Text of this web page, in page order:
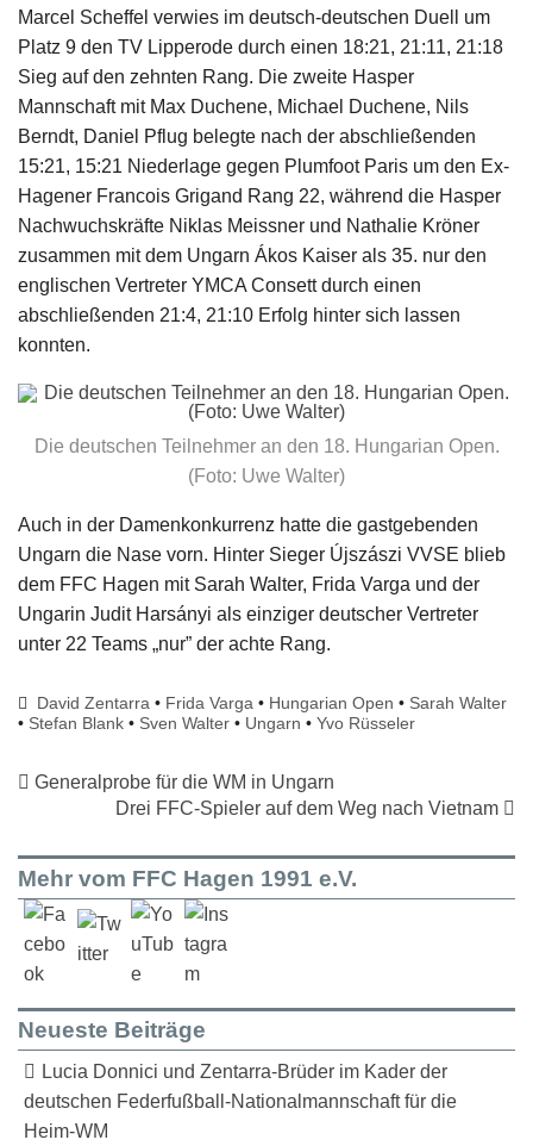
Marcel Scheffel verwies im deutsch-deutschen Duell um
Platz 9 den TV Lipperode durch einen 18:21, 21:11, 21:18
Sieg auf den zehnten Rang. Die zweite Hasper
Mannschaft mit Max Duchene, Michael Duchene, Nils
Berndt, Daniel Pflug belegte nach der abschließenden
15:21, 15:21 Niederlage gegen Plumfoot Paris um den Ex-
Hagener Francois Grigand Rang 22, während die Hasper
Nachwuchskräfte Niklas Meissner und Nathalie Kröner
zusammen mit dem Ungarn Ákos Kaiser als 35. nur den
englischen Vertreter YMCA Consett durch einen
abschließenden 21:4, 21:10 Erfolg hinter sich lassen
konnten.
Die deutschen Teilnehmer an den 18. Hungarian Open.
(Foto: Uwe Walter)
Auch in der Damenkonkurrenz hatte die gastgebenden
Ungarn die Nase vorn. Hinter Sieger Újszászi VVSE blieb
dem FFC Hagen mit Sarah Walter, Frida Varga und der
Ungarin Judit Harsányi als einziger deutscher Vertreter
unter 22 Teams „nur” der achte Rang.
David Zentarra • Frida Varga • Hungarian Open • Sarah Walter
• Stefan Blank • Sven Walter • Ungarn • Yvo Rüsseler
Generalprobe für die WM in Ungarn
Drei FFC-Spieler auf dem Weg nach Vietnam
Mehr vom FFC Hagen 1991 e.V.
Neueste Beiträge
Lucia Donnici und Zentarra-Brüder im Kader der
deutschen Federfußball-Nationalmannschaft für die
Heim-WM